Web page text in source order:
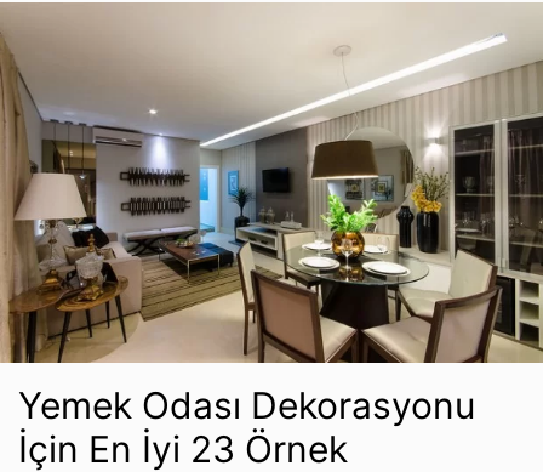
Yemek Odası Dekorasyonu
İçin En İyi 23 Örnek